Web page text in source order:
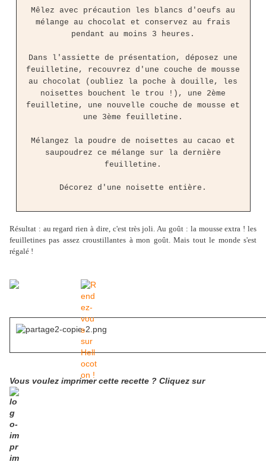
Mêlez avec précaution les blancs d'oeufs au
mélange au chocolat et conservez au frais
pendant au moins 3 heures.
Dans l'assiette de présentation, déposez une
feuilletine, recouvrez d'une couche de mousse
au chocolat (oubliez la poche à douille, les
noisettes bouchent le trou !), une 2ème
feuilletine, une nouvelle couche de mousse et
une 3ème feuilletine.
Mélangez la poudre de noisettes au cacao et
saupoudrez ce mélange sur la dernière
feuilletine.
Décorez d'une noisette entière.
Résultat : au regard rien à dire, c'est très joli. Au goût : la mousse extra ! les
feuilletines pas assez croustillantes à mon goût. Mais tout le monde s'est
régalé !
Vous voulez imprimer cette recette ? Cliquez sur